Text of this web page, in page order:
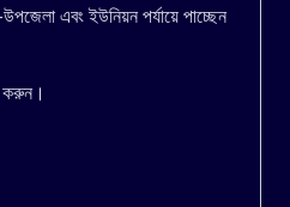
এবং ইউনিয়ন পর্যায়ে পাচ্ছেন
করুন।